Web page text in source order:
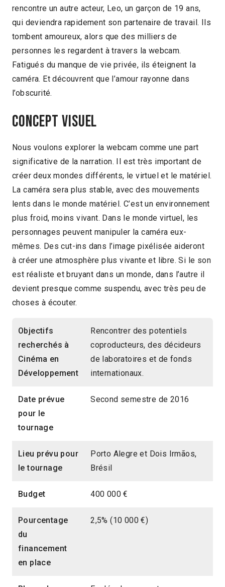
rencontre un autre acteur, Leo, un garçon de 19 ans,
qui deviendra rapidement son partenaire de travail. Ils
tombent amoureux, alors que des milliers de
personnes les regardent à travers la webcam.
Fatigués du manque de vie privée, ils éteignent la
caméra. Et découvrent que l’amour rayonne dans
l’obscurité.
Concept visuel
Nous voulons explorer la webcam comme une part
significative de la narration. Il est très important de
créer deux mondes différents, le virtuel et le matériel.
La caméra sera plus stable, avec des mouvements
lents dans le monde matériel. C’est un environnement
plus froid, moins vivant. Dans le monde virtuel, les
personnages peuvent manipuler la caméra eux-
mêmes. Des cut-ins dans l’image pixélisée aideront
à créer une atmosphère plus vivante et libre. Si le son
est réaliste et bruyant dans un monde, dans l’autre il
devient presque comme suspendu, avec très peu de
choses à écouter.
Objectifs
recherchés à
Cinéma en
Développement
Rencontrer des potentiels
coproducteurs, des décideurs
de laboratoires et de fonds
internationaux.
Date prévue
pour le
tournage
Second semestre de 2016
Lieu prévu pour
le tournage
Porto Alegre et Dois Irmãos,
Brésil
Budget 400 000 €
Pourcentage
du
financement
en place
2,5% (10 000 €)